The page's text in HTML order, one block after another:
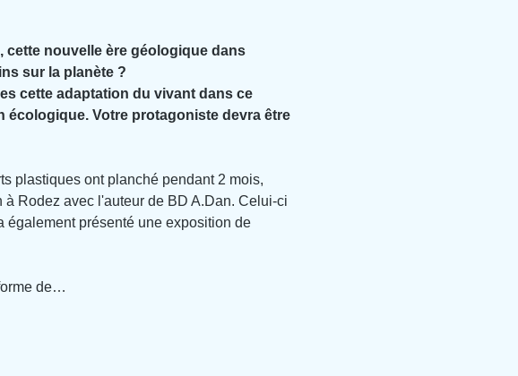
cette nouvelle ère géologique dans
sur la planète ?
cette adaptation du vivant dans ce
écologique. Votre protagoniste devra être
plastiques ont planché pendant 2 mois,
Rodez avec l'auteur de BD A.Dan. Celui-ci
également présenté une exposition de
de…